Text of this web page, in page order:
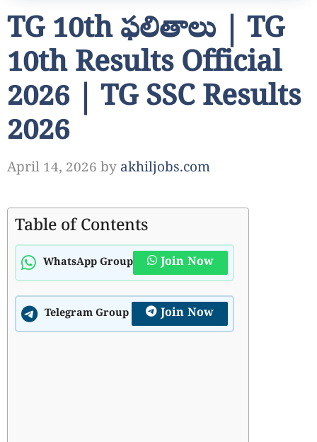
TG 10th ఫలితాలు | TG
10th Results Official
2026 | TG SSC Results
2026
April 14, 2026 by akhiljobs.com
Table of Contents
WhatsApp Group Join Now
Telegram Group Join Now